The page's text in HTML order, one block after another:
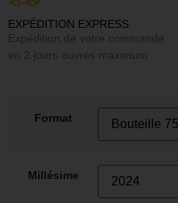
EXPÉDITION EXPRESS
Expédition de votre commande
en 2 jours ouvrés maximum
Format
Millésime